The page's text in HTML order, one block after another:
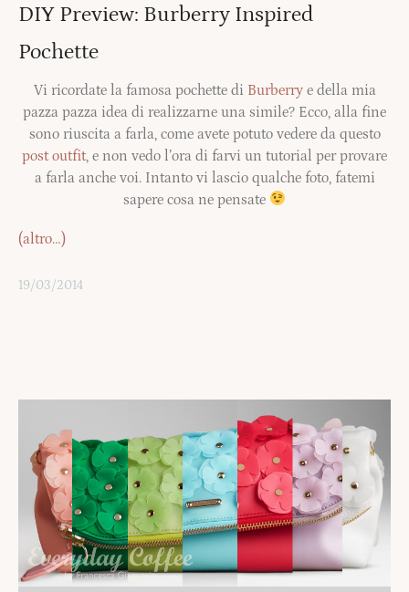
DIY Preview: Burberry Inspired
Pochette
Vi ricordate la famosa pochette di Burberrye della mia
pazza pazza idea di realizzarne una simile? Ecco, alla fine
sono riuscita a farla, come avete potuto vedere da questo
post outfit, e non vedo l’ora di farvi un tutorial per provare
a farla anche voi. Intanto vi lascio qualche foto, fatemi
sapere cosa ne pensate
(altro…)
19/03/2014